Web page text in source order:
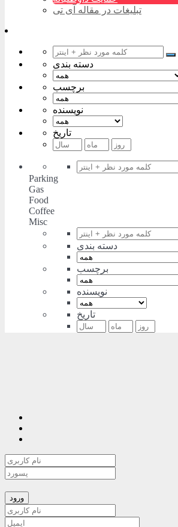
تبلیغات در مقاله آی تی
دسته بندی
برچسب
نویسنده
تاریخ
Parking
Gas
Food
Coffee
Misc
دسته بندی
برچسب
نویسنده
تاریخ